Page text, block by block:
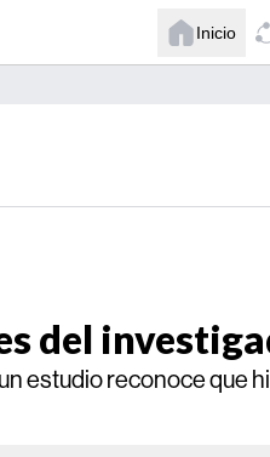
Inicio
del
estudio reconoce que